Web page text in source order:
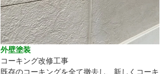
外壁塗装
コーキング改修工事
既存のコーキングを全て撤去し、新しくコーキ